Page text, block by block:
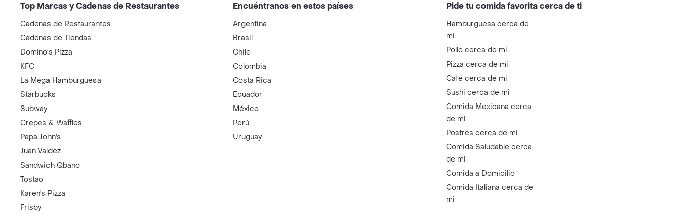
Top Marcas y Cadenas de Restaurantes
Cadenas de Restaurantes
Cadenas de Tiendas
Domino's Pizza
KFC
La Mega Hamburguesa
Starbucks
Subway
Crepes & Waffles
Papa John's
Juan Valdez
Sandwich Qbano
Tostao
Karen's Pizza
Frisby
Encuéntranos en estos países
Argentina
Brasil
Chile
Colombia
Costa Rica
Ecuador
México
Perú
Uruguay
Pide tu comida favorita cerca de ti
Hamburguesa cerca de
mi
Pollo cerca de mi
Pizza cerca de mi
Café cerca de mi
Sushi cerca de mi
Comida Mexicana cerca
de mi
Postres cerca de mi
Comida Saludable cerca
de mi
Comida a Domicilio
Comida Italiana cerca de
mi